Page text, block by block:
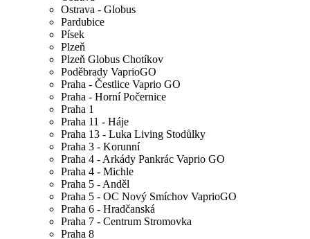
Ostrava - Globus
Pardubice
Písek
Plzeň
Plzeň Globus Chotíkov
Poděbrady VaprioGO
Praha - Čestlice Vaprio GO
Praha - Horní Počernice
Praha 1
Praha 11 - Háje
Praha 13 - Luka Living Stodůlky
Praha 3 - Korunní
Praha 4 - Arkády Pankrác Vaprio GO
Praha 4 - Michle
Praha 5 - Anděl
Praha 5 - OC Nový Smíchov VaprioGO
Praha 6 - Hradčanská
Praha 7 - Centrum Stromovka
Praha 8